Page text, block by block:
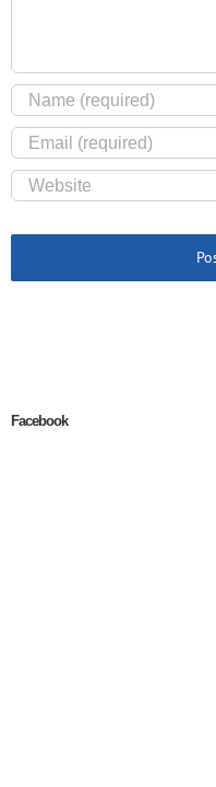
Facebook